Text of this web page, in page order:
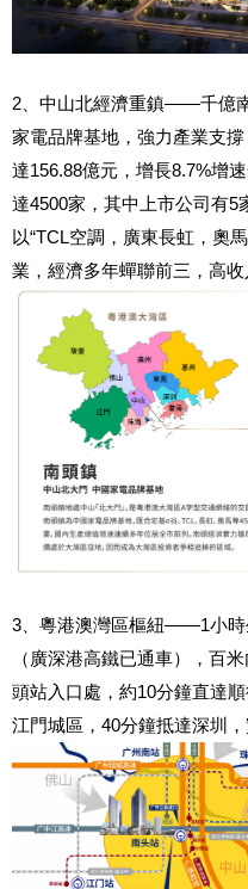
2、中山北經濟重鎮——千億
家電品牌基地，強力產業支
達156.88億元，增長8.7%增
達4500家，其中上市公司有5
以“TCL空調，廣東長虹，奧
業，經濟多年蟬聯前三，高收
3、粵港澳灣區樞紐——1小時
（廣深港高鐵已通車），百
頭站入口處，約10分鐘直達
江門城區，40分鐘抵達深圳